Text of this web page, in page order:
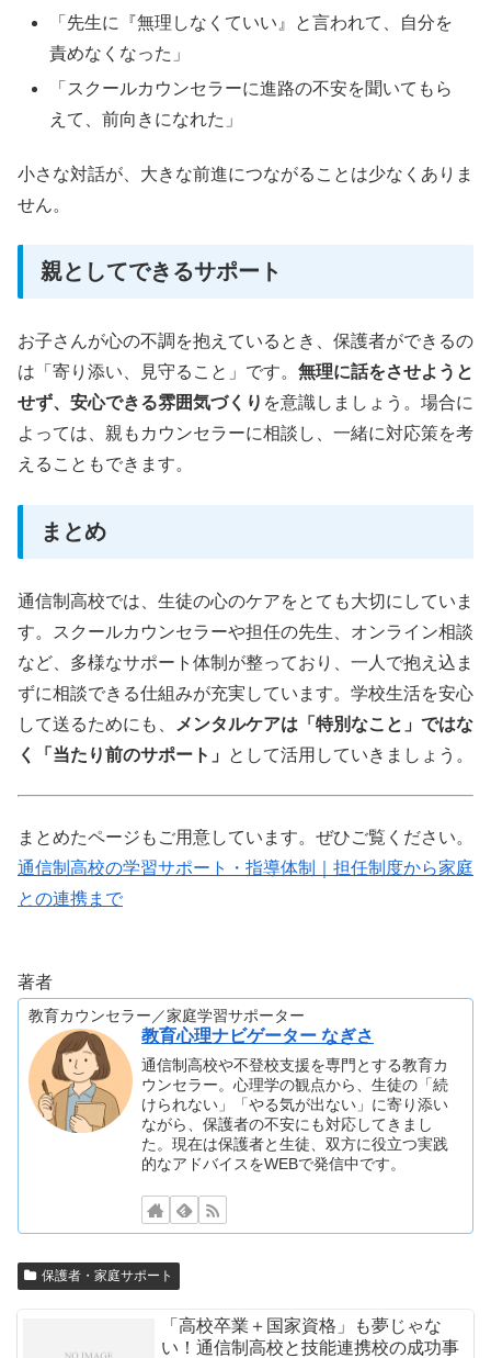
「先生に『無理しなくていい』と言われて、自分を
責めなくなった」
「スクールカウンセラーに進路の不安を聞いてもら
えて、前向きになれた」
小さな対話が、大きな前進につながることは少なくありま
せん。
親としてできるサポート
お子さんが心の不調を抱えているとき、保護者ができるの
は「寄り添い、見守ること」です。 無理に話をさせようと
せず、安心できる雰囲気づくり を意識しましょう。場合に
よっては、親もカウンセラーに相談し、一緒に対応策を考
えることもできます。
まとめ
通信制高校では、生徒の心のケアをとても大切にしていま
す。スクールカウンセラーや担任の先生、オンライン相談
など、多様なサポート体制が整っており、一人で抱え込ま
ずに相談できる仕組みが充実しています。学校生活を安心
して送るためにも、
メンタルケアは「特別なこと」ではな
く「当たり前のサポート」
として活用していきましょう。
まとめたページもご用意しています。ぜひご覧ください。
通信制高校の学習サポート・指導体制｜担任制度から家庭
との連携まで
著者
教育カウンセラー／家庭学習サポーター
教育心理ナビゲーター なぎさ
通信制高校や不登校支援を専門とする教育カ
ウンセラー。心理学の観点から、生徒の「続
けられない」「やる気が出ない」に寄り添い
ながら、保護者の不安にも対応してきまし
た。現在は保護者と生徒、双方に役立つ実践
的なアドバイスをWEBで発信中です。
保護者・家庭サポート
「高校卒業＋国家資格」も夢じゃな
い！通信制高校と技能連携校の成功事